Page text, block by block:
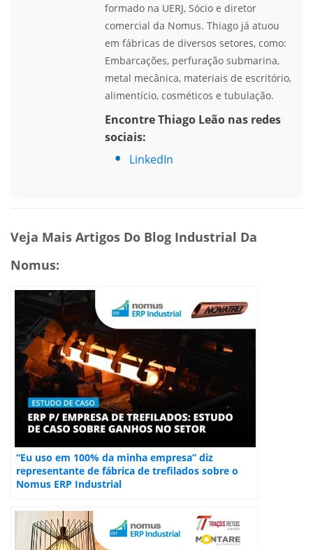
formado na UERJ, Sócio e diretor
comercial da Nomus. Thiago já atuou
em fábricas de diversos setores, como:
Embarcações, perfuração submarina,
metal mecânica, materiais de escritório,
alimentício, cosméticos e tubulação.
Encontre Thiago Leão nas redes
sociais:
LinkedIn
Veja Mais Artigos Do Blog Industrial Da
Nomus:
“Eu uso em 100% da minha empresa” diz
representante de fábrica de trefilados sobre o
Nomus ERP Industrial